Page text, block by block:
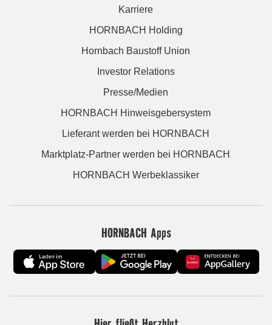
Karriere
HORNBACH Holding
Hornbach Baustoff Union
Investor Relations
Presse/Medien
HORNBACH Hinweisgebersystem
Lieferant werden bei HORNBACH
Marktplatz-Partner werden bei HORNBACH
HORNBACH Werbeklassiker
HORNBACH Apps